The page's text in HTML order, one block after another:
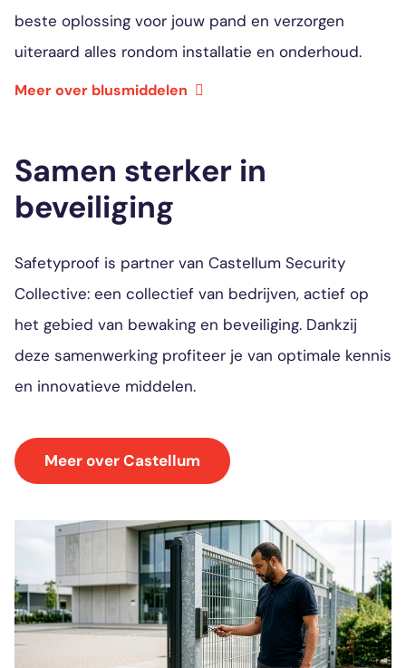
beste oplossing voor jouw pand en verzorgen
uiteraard alles rondom installatie en onderhoud.
Meer over blusmiddelen
Samen sterker in
beveiliging
Safetyproof is partner van Castellum Security
Collective: een collectief van bedrijven, actief op
het gebied van bewaking en beveiliging. Dankzij
deze samenwerking profiteer je van optimale kennis
en innovatieve middelen.
Meer over Castellum